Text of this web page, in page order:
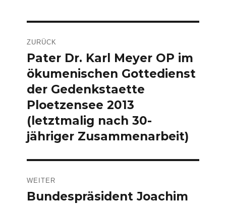
ZURÜCK
Vorheriger
Beitrag:
Pater Dr. Karl Meyer OP im
ökumenischen Gottedienst
der Gedenkstaette
Ploetzensee 2013
(letztmalig nach 30-
jähriger Zusammenarbeit)
WEITER
Nächster
Bundespräsident Joachim